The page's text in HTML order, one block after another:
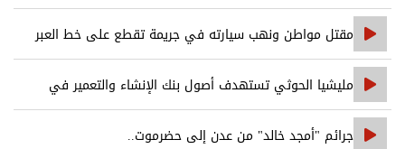
مقتل مواطن ونهب سيارته في جريمة تقطع على خط العبر
مليشيا الحوثي تستهدف أصول بنك الإنشاء والتعمير في
صنعاء
جرائم "أمجد خالد" من عدن إلى حضرموت..